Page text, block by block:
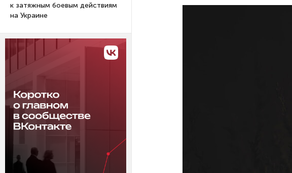
к затяжным боевым действиям
на Украине